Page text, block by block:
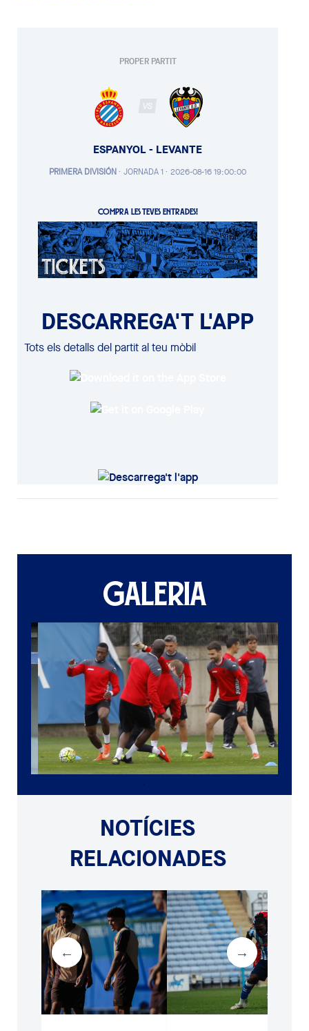
PROPER PARTIT
VS
ESPANYOL - LEVANTE
PRIMERA DIVISIÓN· JORNADA 1 · 2026-08-16 19:00:00
COMPRA LES TEVES ENTRADES!
DESCARREGA'T L'APP
Tots els detalls del partit al teu mòbil
GALERIA
NOTÍCIES
RELACIONADES